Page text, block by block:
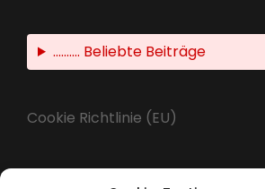
.......... Beliebte Beiträge
Cookie Richtlinie (EU)